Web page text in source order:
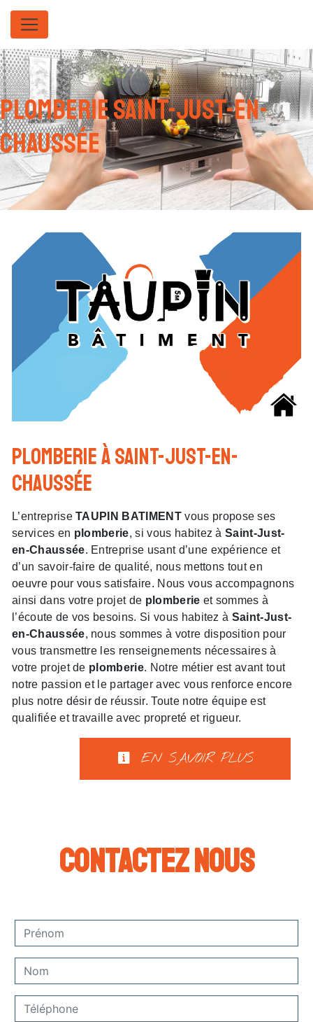
plomberie Saint-Just-en-
Chaussée
plomberie à Saint-Just-en-
Chaussée
L’entrepriseTAUPIN BATIMENTvous propose ses
services en plomberie, si vous habitez àSaint-Just-
en-Chaussée. Entreprise usant d’une expérience et
d’un savoir-faire de qualité, nous mettons tout en
oeuvre pour vous satisfaire. Nous vous accompagnons
ainsi dans votre projet de plomberie et sommes à
l’écoute de vos besoins. Si vous habitez à Saint-Just-
en-Chaussée, nous sommes à votre disposition pour
vous transmettre les renseignements nécessaires à
votre projet de plomberie. Notre métier est avant tout
notre passion et le partager avec vous renforce encore
plus notre désir de réussir. Toute notre équipe est
qualifiée et travaille avec propreté et rigueur.
EN SAVOIR PLUS
Contactez nous
Panneau de gestion des cookies